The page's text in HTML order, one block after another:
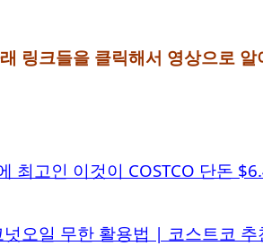
링크들을 클릭해서 영상으로 알
최고인 이것이 COSTCO 단돈
오일 무한 활용법 | 코스트코